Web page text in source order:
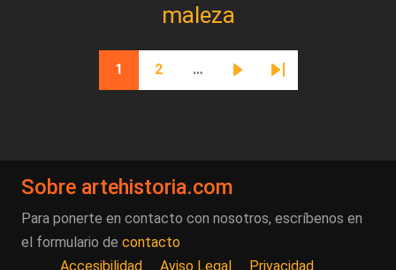
maleza
Paginación
Página actual
1
Página
2 …
Siguiente página
Última página
Sobre artehistoria.com
Para ponerte en contacto con nosotros, escríbenos en
el formulario de contacto
Accesibilidad
Aviso Legal Privacidad